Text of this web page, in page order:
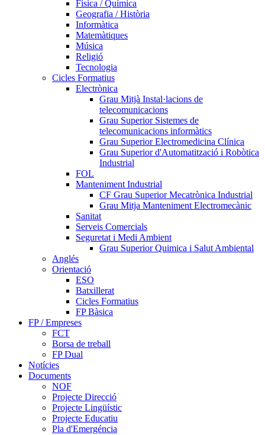
Física / Química
Geografia / Història
Informàtica
Matemàtiques
Música
Religió
Tecnologia
Cicles Formatius
Electrònica
Grau Mitjà Instal·lacions de
telecomunicacions
Grau Superior Sistemes de
telecomunicacions informàtics
Grau Superior Electromedicina Clínica
Grau Superior d'Automatització i Robòtica
Industrial
FOL
Manteniment Industrial
CF Grau Superior Mecatrònica Industrial
Grau Mitja Manteniment Electromecànic
Sanitat
Serveis Comercials
Seguretat i Medi Ambient
Grau Superior Quimica i Salut Ambiental
Anglés
Orientació
ESO
Batxillerat
Cicles Formatius
FP Bàsica
FP / Empreses
FCT
Borsa de treball
FP Dual
Notícies
Documents
NOF
Projecte Direcció
Projecte Lingüístic
Projecte Educatiu
Pla d'Emergéncia